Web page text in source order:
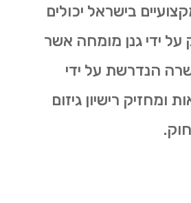
בישראל יכולים
על ידי גנן מומחה אשר
הנדרשת על ידי
רישיון גיזום